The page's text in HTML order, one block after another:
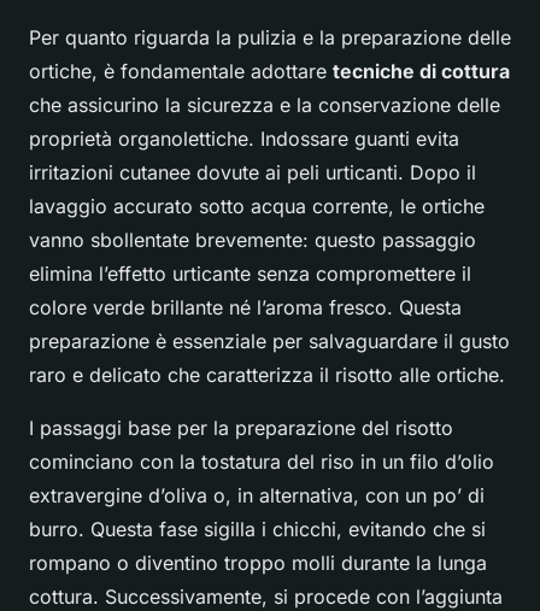
Per quanto riguarda la pulizia e la preparazione delle
ortiche, è fondamentale adottare tecniche di cottura
che assicurino la sicurezza e la conservazione delle
proprietà organolettiche. Indossare guanti evita
irritazioni cutanee dovute ai peli urticanti. Dopo il
lavaggio accurato sotto acqua corrente, le ortiche
vanno sbollentate brevemente: questo passaggio
elimina l’effetto urticante senza compromettere il
colore verde brillante né l’aroma fresco. Questa
preparazione è essenziale per salvaguardare il gusto
raro e delicato che caratterizza il risotto alle ortiche.
I passaggi base per la preparazione del risotto
cominciano con la tostatura del riso in un filo d’olio
extravergine d’oliva o, in alternativa, con un po’ di
burro. Questa fase sigilla i chicchi, evitando che si
rompano o diventino troppo molli durante la lunga
cottura. Successivamente, si procede con l’aggiunta